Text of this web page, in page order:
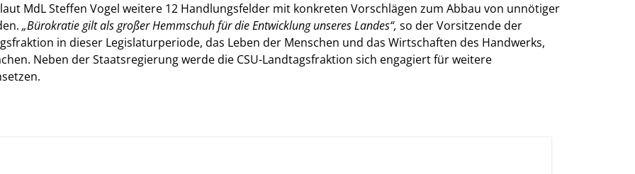
MdL Steffen Vogel weitere 12 Handlungsfelder mit konkreten Vorschlägen zum Abbau von unnötiger
Bürokratie gilt als großer Hemmschuh für die Entwicklung unseres Landes“, so der Vorsitzende der
in dieser Legislaturperiode, das Leben der Menschen und das Wirtschaften des Handwerks,
Neben der Staatsregierung werde die CSU-Landtagsfraktion sich engagiert für weitere